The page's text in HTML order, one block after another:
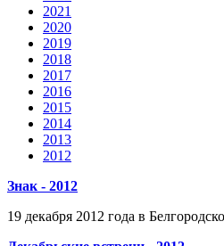
2021
2020
2019
2018
2017
2016
2015
2014
2013
2012
Знак - 2012
19 декабря 2012 года в